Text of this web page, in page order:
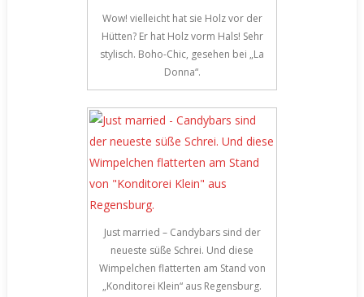
Wow! vielleicht hat sie Holz vor der
Hütten? Er hat Holz vorm Hals! Sehr
stylisch. Boho-Chic, gesehen bei „La
Donna“.
Just married – Candybars sind der
neueste süße Schrei. Und diese
Wimpelchen flatterten am Stand von
„Konditorei Klein“ aus Regensburg.